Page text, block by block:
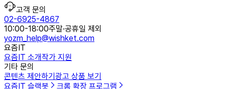
고객 문의
02-6925-4867
10:00-18:00주말·공휴일 제외
yozm_help@wishket.com
요즘IT
요즘IT 소개작가 지원
기타 문의
콘텐츠 제안하기 광고 상품 보기
요즘IT 슬랙봇
크롬 확장 프로그램